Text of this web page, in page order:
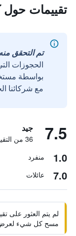
تقييمات حول
تم التحقق منه
الحجوزات
مع شركائنا
7.5 جيد
36 من التقييمات تم التحقق منها
1.0 منفرد
7.0 عائلات
لم يتم العثور على
مسح كل شيء لعرض